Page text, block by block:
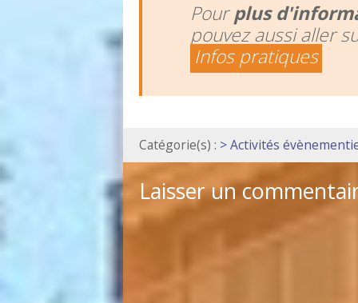
Pourplus
pouvez aussi aller
Infos pratiques
Catégorie(s) : > Activités
Laisser un